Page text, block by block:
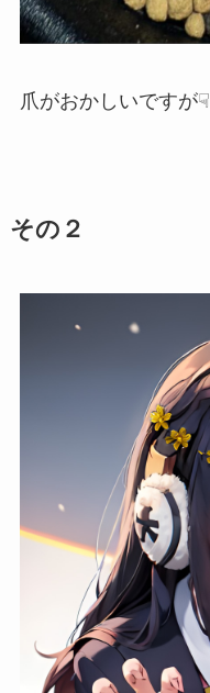
爪がおかしいですが☟
その２